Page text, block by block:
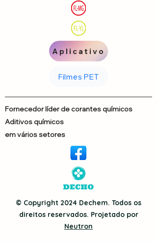
Aplicativo
Filmes PET
Fornecedor líder de corantes químicos
Aditivos químicos
em vários setores
© Copyright 2024 Dechem. Todos os
direitos reservados. Projetado por
Neutron